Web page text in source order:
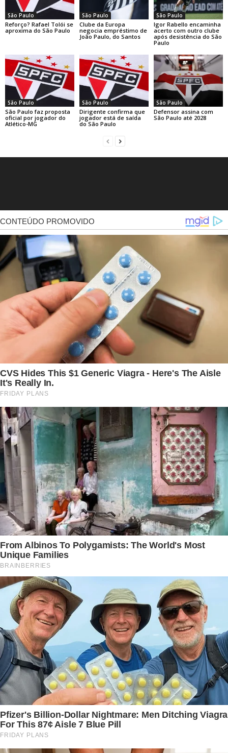
São Paulo
Reforço? Rafael Tolói se
aproxima do São Paulo
São Paulo
Clube da Europa
negocia empréstimo de
João Paulo, do Santos
São Paulo
Igor Rabello encaminha
acerto com outro clube
após desistência do São
Paulo
São Paulo
São Paulo faz proposta
oficial por jogador do
Atlético-MG
São Paulo
Dirigente confirma que
jogador está de saída
do São Paulo
São Paulo
Defensor assina com
São Paulo até 2028